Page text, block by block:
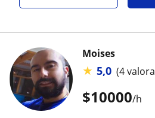
$10000/h
Moises
★ 5,0 (4